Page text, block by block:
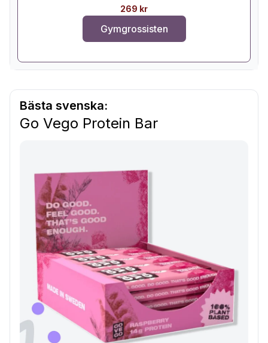
269 kr
Gymgrossisten
Bästa svenska:
Go Vego Protein Bar